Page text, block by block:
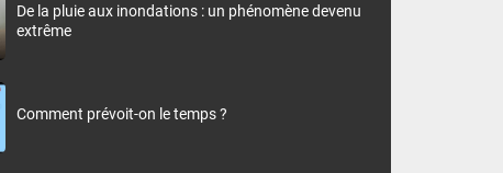
De la pluie aux inondations : un phénomène devenu
extrême
Comment prévoit-on le temps ?